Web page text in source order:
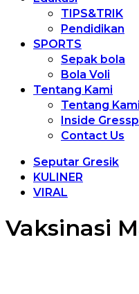
TIPS&TRIK
Pendidikan
SPORTS
Sepak bola
Bola Voli
Tentang Kami
Tentang Kami
Inside
Contact Us
Seputar Gresik
KULINER
VIRAL
Vaksinasi